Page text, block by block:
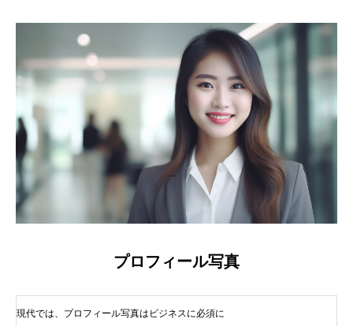
Story＆Message
プロフィール写真
現代では、プロフィール写真はビジネスに必須に